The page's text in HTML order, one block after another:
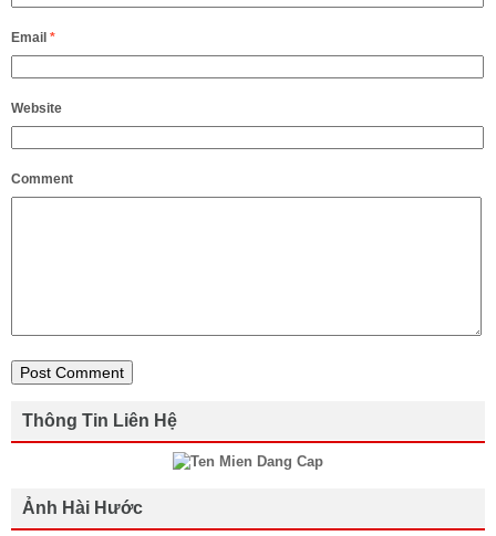
Email *
Website
Comment
Thông Tin Liên Hệ
Ảnh Hài Hước